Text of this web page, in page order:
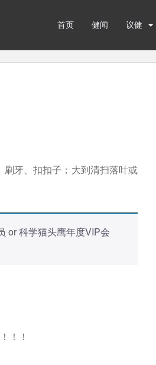
首页 健闻 议健
牙、扣扣子；大到清扫落叶或
or科学猫头鹰年度VIP会
！！